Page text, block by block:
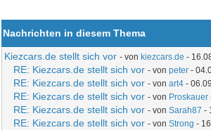
Nachrichten in diesem Thema
Kiezcars.de stellt sich vor - von kiezcars.de -
RE: Kiezcars.de stellt sich vor - vonpeter -
RE: Kiezcars.de stellt sich vor - vonart4 -
RE: Kiezcars.de stellt sich vor - von Proskauer
RE: Kiezcars.de stellt sich vor - vonSarah87 -
RE: Kiezcars.de stellt sich vor - vonStrong -